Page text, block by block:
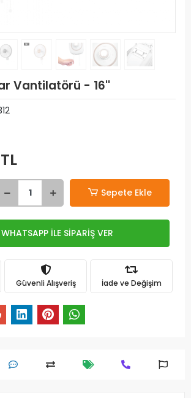
Vantilatörü - 16''
Sepete Ekle
WHATSAPP İLE SİPARİŞ VER
Güvenli Alışveriş İade ve Değişim